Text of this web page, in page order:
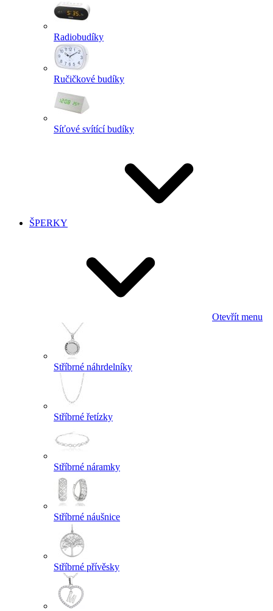
Radiobudíky
Ručičkové budíky
Síťové svítící budíky
ŠPERKY
Otevřít menu
Stříbrné náhrdelníky
Stříbrné řetízky
Stříbrné náramky
Stříbrné náušnice
Stříbrné přívěsky